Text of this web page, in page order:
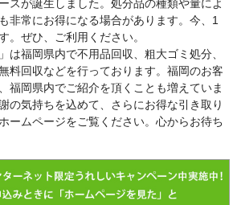
スが誕生しました。処分品の種類や量によ
非常にお得になる場合があります。今、1
。ぜひ、ご利用ください。
は福岡県内で不用品回収、粗大ゴミ処分、
料回収などを行っております。福岡のお客
福岡県内でご紹介を頂くことも増えていま
の気持ちを込めて、さらにお得な引き取り
ームページをご覧ください。心からお待ち